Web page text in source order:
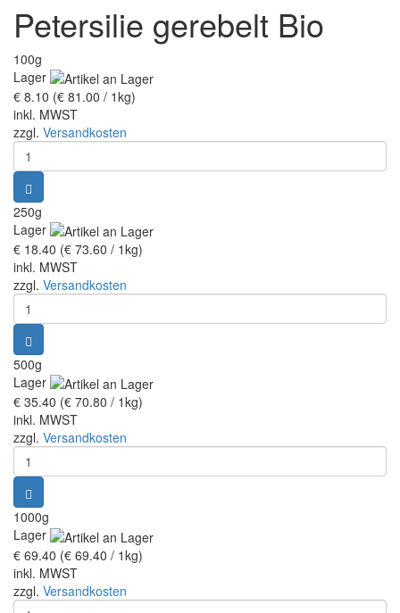
Assam Tee
Ceylon Tee
Sikkim Tee
China Tee
Oolong
Grüner Tee aus China
Grüner Tee aus Japan
Grüntee aus Ceylon, Darjeeling, Formosa...
Teemischungen
Rooibos Tee
Yogi - und Beuteltee
Petersilie gerebelt Bio
100g
Lager
€ 8.10 (€ 81.00 / 1kg)
inkl. MWST
zzgl. Versandkosten
250g
Lager
€ 18.40 (€ 73.60 / 1kg)
inkl. MWST
zzgl. Versandkosten
500g
Lager
€ 35.40 (€ 70.80 / 1kg)
inkl. MWST
zzgl. Versandkosten
1000g
Lager
€ 69.40 (€ 69.40 / 1kg)
inkl. MWST
zzgl. Versandkosten